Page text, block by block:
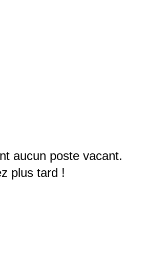
aucun poste vacant.
plus tard !